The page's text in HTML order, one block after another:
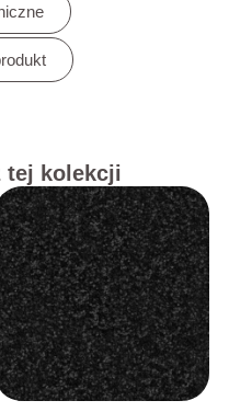
tej kolekcji